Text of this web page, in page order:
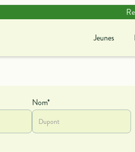
Jeunes
Nom*